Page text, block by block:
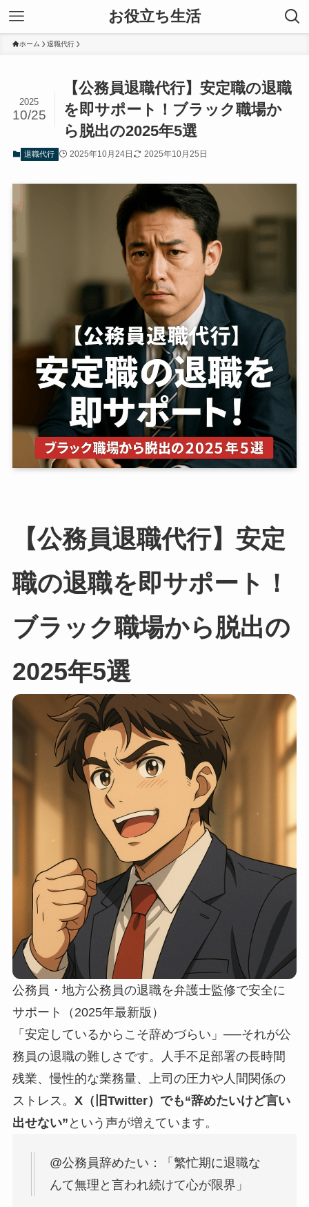
お役立ち生活
ホーム 退職代行
【公務員退職代行】安定職の退職
を即サポート！ブラック職場か
ら脱出の2025年5選
2025
10/25
退職代行 2025年10月24日 2025年10月25日
【公務員退職代行】安定
職の退職を即サポート！
ブラック職場から脱出の
2025年5選
公務員・地方公務員の退職を弁護士監修で安全に
サポート（2025年最新版）
「安定しているからこそ辞めづらい」──それが公
務員の退職の難しさです。人手不足部署の長時間
残業、慢性的な業務量、上司の圧力や人間関係の
ストレス。 X（旧Twitter）でも“辞めたいけど言い
出せない” という声が増えています。
@公務員辞めたい：「繁忙期に退職な
んて無理と言われ続けて心が限界」